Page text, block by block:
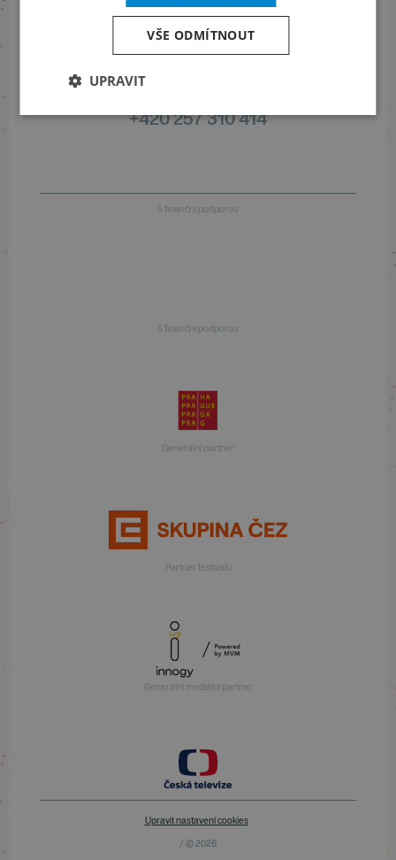
Informace o programu
+420 257 310 414
S finanční podporou
S finanční podporou
Generální partner
Partner festivalu
Generální mediální partner
Upravit nastavení cookies
/ © 2026
VŠE ODMÍTNOUT
UPRAVIT